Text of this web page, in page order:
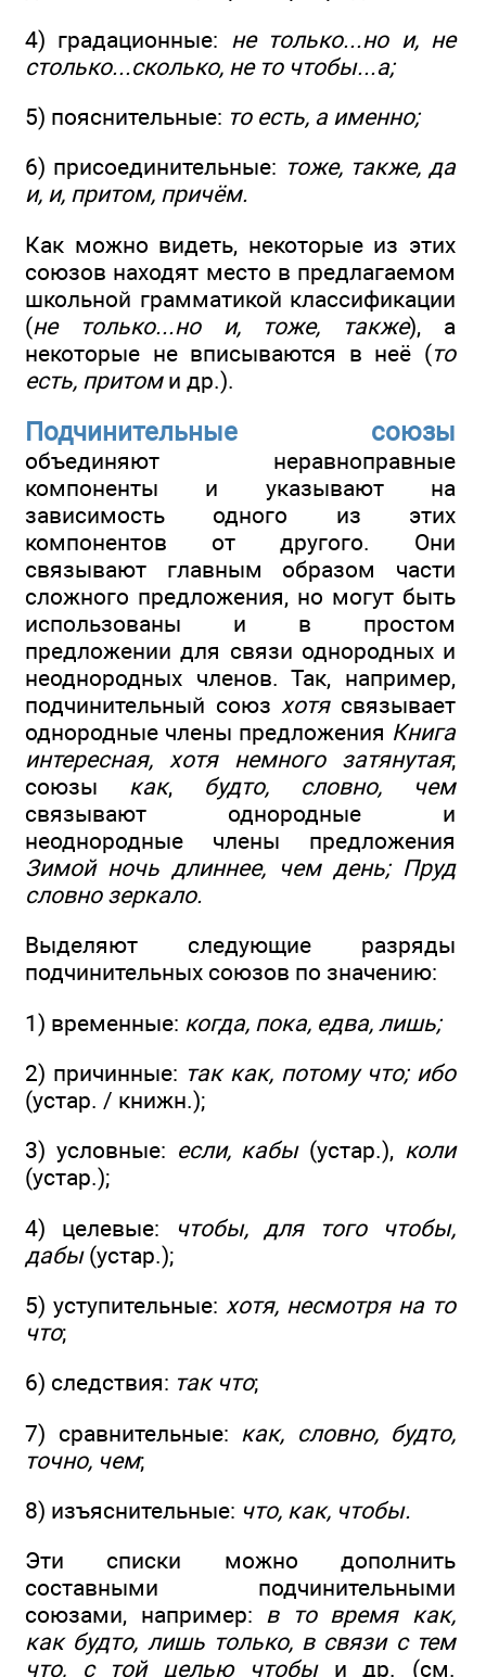
4) градационные: не только...но и, не
столько...сколько, не то чтобы...а;
5) пояснительные: то есть, а именно;
6) присоединительные: тоже, также, да
и, и, притом, причём.
Как можно видеть, некоторые из этих
союзов находят место в предлагаемом
школьной грамматикой классификации
(не только...но и, тоже, также), а
некоторые не вписываются в неё (то
есть, притоми др.).
Подчинительные союзы
объединяют неравноправные
компоненты и указывают на
зависимость одного из этих
компонентов от другого. Они
связывают главным образом части
сложного предложения, но могут быть
использованы и в простом
предложении для связи однородных и
неоднородных членов. Так, например,
подчинительный союзхотясвязывает
однородные члены предложения Книга
интересная, хотя немного затянутая;
союзы как, будто, словно, чем
связывают однородные и
неоднородные члены предложения
Зимой ночь длиннее, чем день; Пруд
словно зеркало.
Выделяют следующие разряды
подчинительных союзов по значению:
1) временные: когда, пока, едва, лишь;
2) причинные: так как, потому что; ибо
(устар. / книжн.);
3) условные: если, кабы(устар.), коли
(устар.);
4) целевые:
чтобы, для того чтобы,
дабы(устар.);
5) уступительные: хотя, несмотря на то
что;
6) следствия: так что;
7) сравнительные: как, словно, будто,
точно, чем;
8) изъяснительные: что, как, чтобы.
Эти списки можно дополнить
составными подчинительными
союзами, например: в то время как,
как будто, лишь только, в связи с тем
что, с той целью чтобыи др. (см.